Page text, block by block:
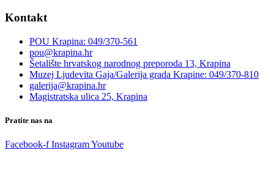
Kontakt
POU Krapina: 049/370-561
pou@krapina.hr
Šetalište hrvatskog narodnog preporoda 13, Krapina
Muzej Ljudevita Gaja/Galerija grada Krapine: 049/370-810
galerija@krapina.hr
Magistratska ulica 25, Krapina
Pratite nas na
Facebook-f InstagramYoutube